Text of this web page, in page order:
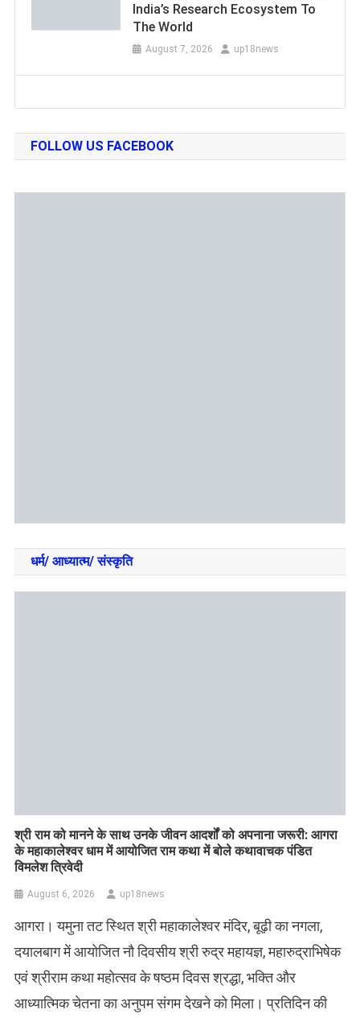
India’s Research Ecosystem To
The World
August 7, 2026 up18news
FOLLOW US FACEBOOK
धर्म/ आध्‍यात्‍म/ संस्‍कृति
​श्री राम को मानने के साथ उनके जीवन आदर्शों को अपनाना जरूरी: आगरा
के महाकालेश्वर धाम में आयोजित राम कथा में बोले कथावाचक पंडित
विमलेश त्रिवेदी
August 6, 2026 up18news
आगरा। यमुना तट स्थित श्री महाकालेश्वर मंदिर, बूढ़ी का नगला,
दयालबाग में आयोजित नौ दिवसीय श्री रुद्र महायज्ञ, महारुद्राभिषेक
एवं श्रीराम कथा महोत्सव के षष्ठम दिवस श्रद्धा, भक्ति और
आध्यात्मिक चेतना का अनुपम संगम देखने को मिला। प्रतिदिन की